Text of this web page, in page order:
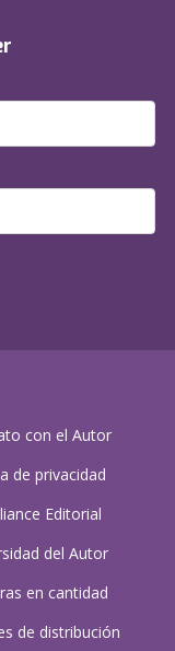
con el Autor
de privacidad
Editorial
del Autor
en cantidad
de distribución